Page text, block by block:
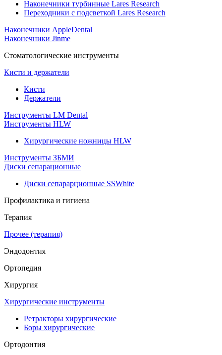
Наконечники турбинные Lares Research
Переходники с подсветкой Lares Research
Наконечники AppleDental
Наконечники Jinme
Стоматологические инструменты
Кисти и держатели
Кисти
Держатели
Инструменты LM Dental
Инструменты HLW
Хирургические ножницы HLW
Инструменты ЗБМИ
Диски сепарационные
Диски сепарарционные SSWhite
Профилактика и гигиена
Терапия
Прочее (терапия)
Эндодонтия
Ортопедия
Хирургия
Хирургические инструменты
Ретракторы хирургические
Боры хирургические
Ортодонтия